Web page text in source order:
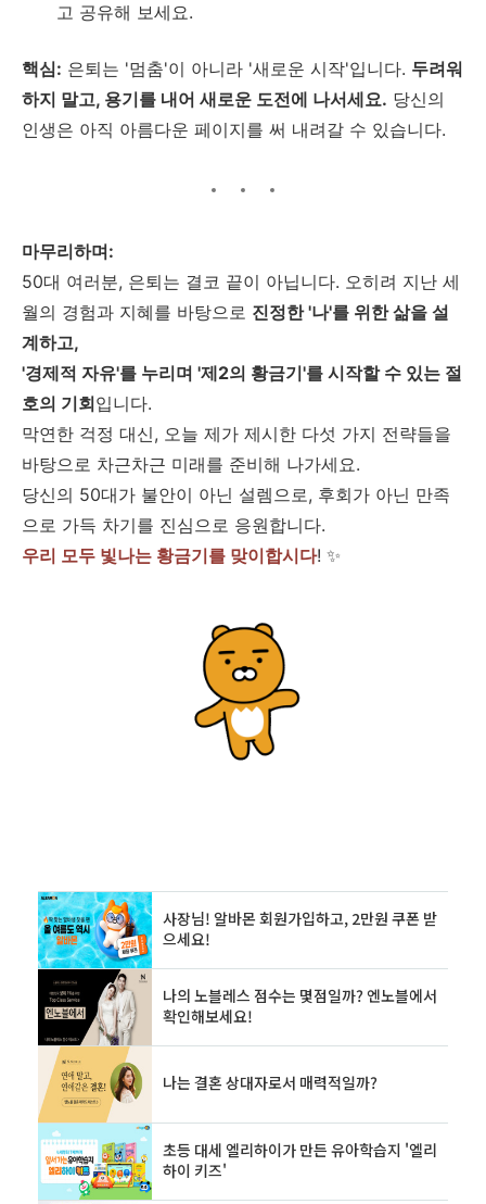
고 공유해 보세요.
핵심: 은퇴는 '멈춤'이 아니라 '새로운 시작'입니다. 두려워
하지 말고, 용기를 내어 새로운 도전에 나서세요. 당신의
인생은 아직 아름다운 페이지를 써 내려갈 수 있습니다.
마무리하며:
50대 여러분, 은퇴는 결코 끝이 아닙니다. 오히려 지난 세
월의 경험과 지혜를 바탕으로 진정한 '나'를 위한 삶을 설
계하고,
'경제적 자유'를 누리며 '제2의 황금기'를 시작할 수 있는 절
호의 기회입니다.
막연한 걱정 대신, 오늘 제가 제시한 다섯 가지 전략들을
바탕으로 차근차근 미래를 준비해 나가세요.
당신의 50대가 불안이 아닌 설렘으로, 후회가 아닌 만족
으로 가득 차기를 진심으로 응원합니다.
우리 모두 빛나는 황금기를 맞이합시다! ✨